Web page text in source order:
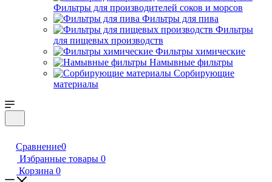
Фильтры для производителей соков и морсов
Фильтры для пива
Фильтры
для пищевых производств
Фильтры химические
Намывные фильтры
Сорбирующие
материалы
Сравнение0
Избранные товары 0
Корзина 0